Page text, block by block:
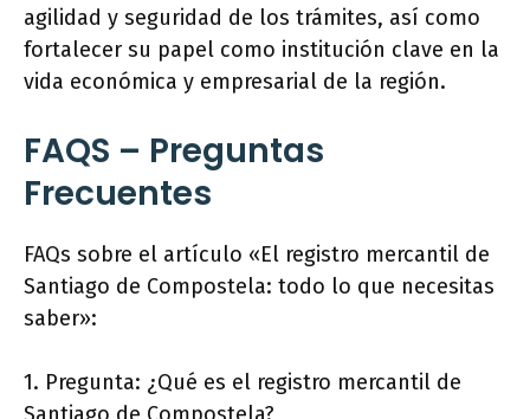
agilidad y seguridad de los trámites, así como
fortalecer su papel como institución clave en la
vida económica y empresarial de la región.
FAQS – Preguntas
Frecuentes
FAQs sobre el artículo «El registro mercantil de
Santiago de Compostela: todo lo que necesitas
saber»:
1. Pregunta: ¿Qué es el registro mercantil de
Santiago de Compostela?